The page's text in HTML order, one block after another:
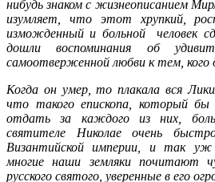
нибудь знаком с жизнеописанием
изумляет, что этот хрупкий,
изможденный и больной человек
дошли воспоминания об
самоотверженной любви к тем, кого
Когда он умер, то плакала вся
что такого епископа, который
отдать за каждого из них,
святителе Николае очень
Византийской империи, и так
многие наши земляки почитают
русского святого, уверенные в его